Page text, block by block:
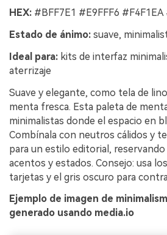
HEX: #BFF7E1 #E9FFF6
Estado de ánimo: suave,
Ideal para: kits de interfaz
aterrizaje
Suave y elegante, como tela de
menta fresca. Esta paleta de
minimalistas donde el espacio en
Combínala con neutros cálidos y
para un estilo editorial,
acentos y estados. Consejo: usa
tarjetas y el gris oscuro para
Ejemplo de imagen de
generado usando media.io